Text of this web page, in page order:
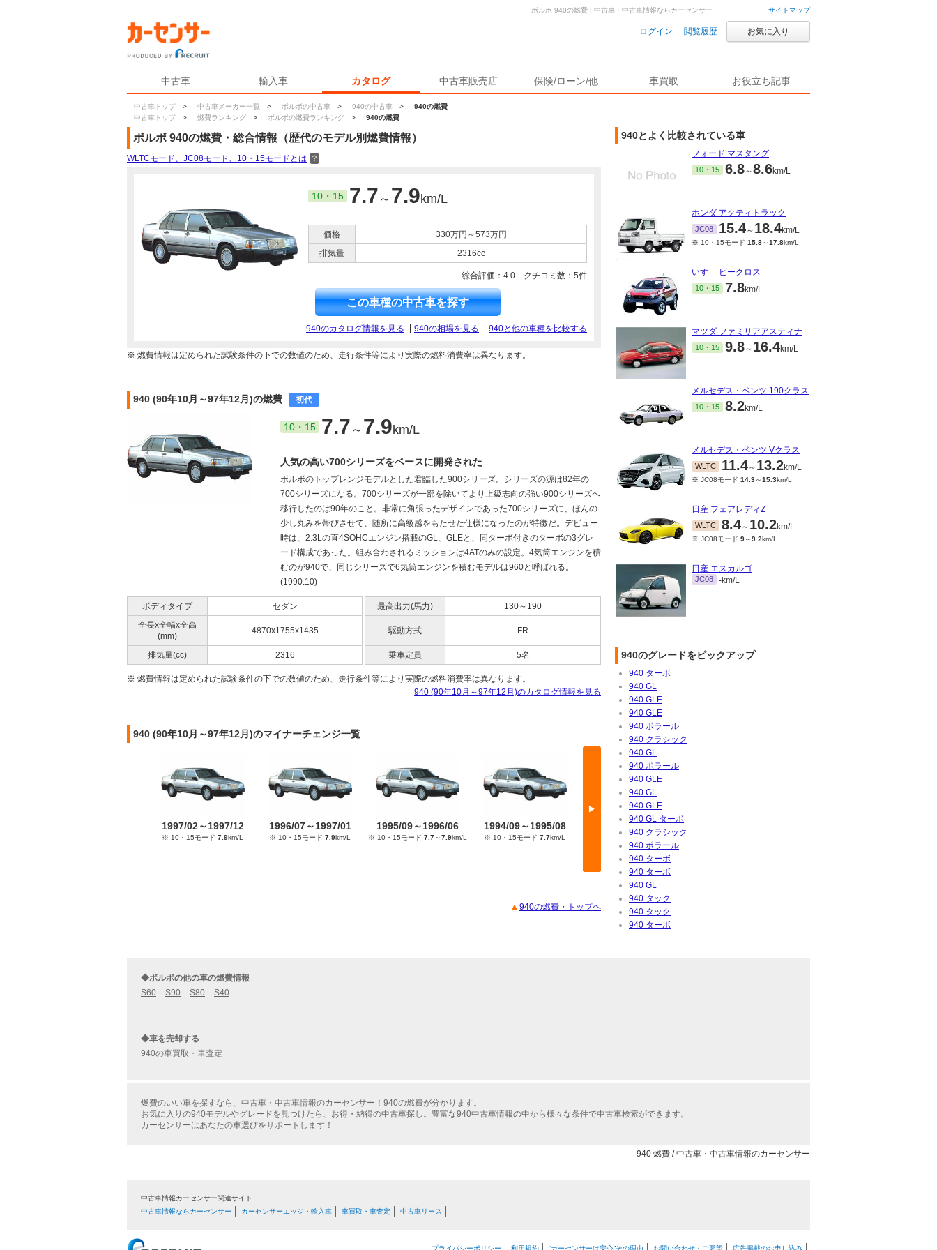
サイトマップ
ログイン 閲覧履歴 お気に入り
中古車 輸入車 カタログ 中古車販売店 保険/ローン/他 車買取 お役立ち記事
中古車トップ > 中古車メーカー一覧 > ボルボの中古車 > 940の中古車 >
940の燃費
中古車トップ
> 燃費ランキング > ボルボの燃費ランキング > 940の燃費
ボルボ 940の燃費 | 中古車・中古車情報ならカーセンサー
ボルボ 940の燃費・総合情報（歴代のモデル別燃費情報）
WLTCモード、JC08モード、10・15モードとは ？
10・15 7.7 ～ 7.9km/L
価格
330万円～573万円
排気量
2316cc
総合評価： 4.0 クチコミ数： 5件
この車種の中古車を探す
940のカタログ情報を見る 940の相場を見る 940と他の車種を比較する
※ 燃費情報は定められた試験条件の下での数値のため、走行条件等により実際の燃料消費率は異なります。
940 (90年10月～97年12月)の燃費 初代
10・15 7.7 ～ 7.9km/L
人気の高い700シリーズをベースに開発された
ボルボのトップレンジモデルとした君臨した900シリーズ。シリーズの源は82年の
700シリーズになる。700シリーズが一部を除いてより上級志向の強い900シリーズへ
移行したのは90年のこと。非常に角張ったデザインであった700シリーズに、ほんの
少し丸みを帯びさせて、随所に高級感をもたせた仕様になったのが特徴だ。デビュー
時は、2.3Lの直4SOHCエンジン搭載のGL、GLEと、同ターボ付きのターボの3グレ
ード構成であった。組み合わされるミッションは4ATのみの設定。4気筒エンジンを積
むのが940で、同じシリーズで6気筒エンジンを積むモデルは960と呼ばれる。
(1990.10)
ボディタイプ セダン 最高出力(馬力)
130～190
全長x全幅x全高
(mm)
4870x1755x1435 駆動方式 FR
排気量(cc) 2316 乗車定員 5名
※ 燃費情報は定められた試験条件の下での数値のため、走行条件等により実際の燃料消費率は異なります。
940 (90年10月～97年12月)のカタログ情報を見る
940 (90年10月～97年12月)のマイナーチェンジ一覧
▶
1997/02～1997/12
※ 10・15モード 7.9km/L
1996/07～1997/01
※ 10・15モード 7.9km/L
1995/09～1996/06
※ 10・15モード 7.7～7.9km/L
1994/09～1995/08
※ 10・15モード 7.7km/L
1993/10～1994/08
JC08 -km/L
940の燃費・トップヘ
940とよく比較されている車
フォード マスタング
10・15 6.8～8.6km/L
ホンダ アクティトラック
JC08 15.4～ 18.4km/L
※ 10・15モード 15.8～17.8km/L
いすゞ ビークロス
10・15 7.8km/L
マツダ ファミリアアスティナ
10・15 9.8～ 16.4km/L
メルセデス・ベンツ 190クラス
10・15 8.2km/L
メルセデス・ベンツ Vクラス
WLTC 11.4～ 13.2km/L
※ JC08モード 14.3～15.3km/L
日産 フェアレディZ
WLTC 8.4～ 10.2km/L
※ JC08モード 9～9.2km/L
日産 エスカルゴ
JC08 -km/L
940のグレードをピックアップ
940 ターボ
940 GL
940 GLE
940 GLE
940 ポラール
940 クラシック
940 GL
940 ポラール
940 GLE
940 GL
940 GLE
940 GL ターボ
940 クラシック
940 ポラール
940 ターボ
940 ターボ
940 GL
940 タック
940 タック
940 ターボ
◆ボルボの他の車の燃費情報
S60
S90 S80 S40
◆車を売却する
940の車買取・車査定
燃費のいい車を探すなら、中古車・中古車情報のカーセンサー！940の燃費が分かります。
お気に入りの940モデルやグレードを見つけたら、お得・納得の中古車探し。豊富な940中古車情報の中から様々な条件で中古車検索ができます。
カーセンサーはあなたの車選びをサポートします！
940 燃費 / 中古車・中古車情報のカーセンサー
中古車情報カーセンサー関連サイト
中古車情報ならカーセンサー
カーセンサーエッジ・輸入車 車買取・車査定 中古車リース
プライバシーポリシー 利用規約 “カーセンサーは安心”その理由 お問い合わせ・ご要望 広告掲載のお申し込み